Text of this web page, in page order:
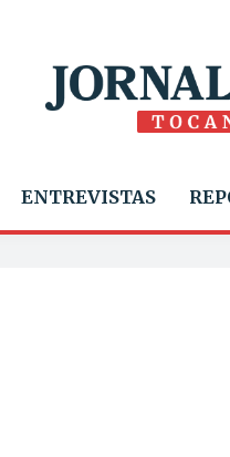
ENTREVISTAS